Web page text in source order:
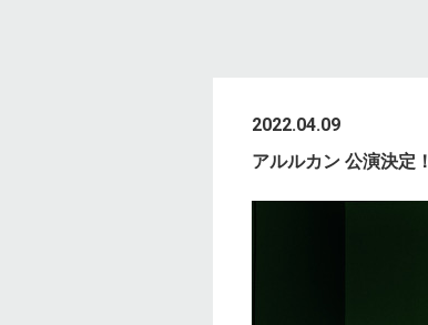
2022.04.09
アルルカン 公演決定！